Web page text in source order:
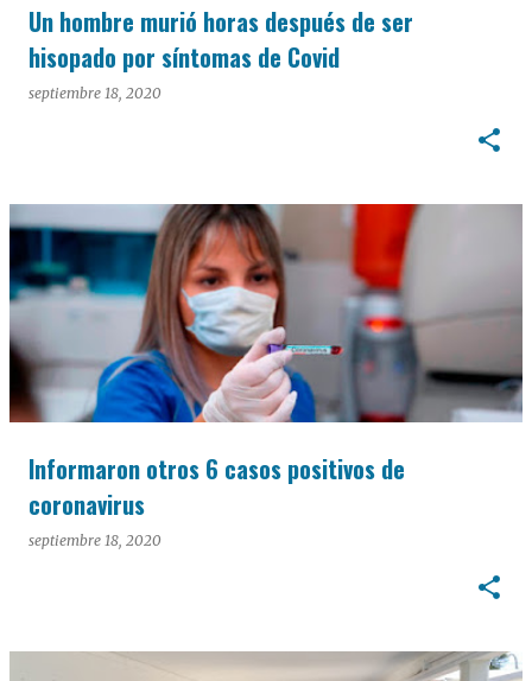
Un hombre murió horas después de ser
hisopado por síntomas de Covid
septiembre 18, 2020
Informaron otros 6 casos positivos de
coronavirus
septiembre 18, 2020